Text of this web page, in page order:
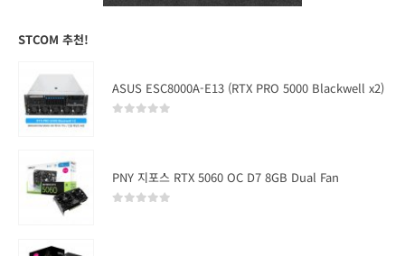
STCOM 추천!
ASUS ESC8000A-E13 (RTX PRO 5000 Blackwell x2)
PNY 지포스 RTX 5060 OC D7 8GB Dual Fan